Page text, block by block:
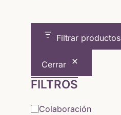
Filtrar productos
Cerrar
FILTROS
Categoría
Colaboración